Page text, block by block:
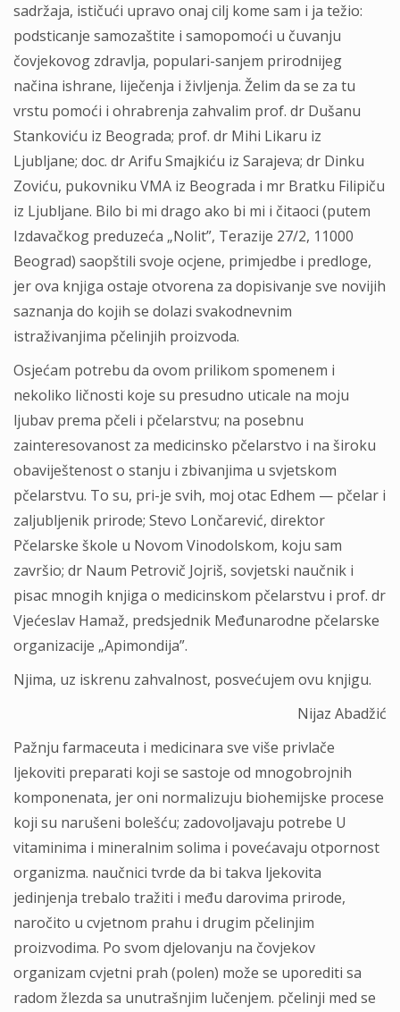
sadržaja, ističući upravo onaj cilj kome sam i ja težio:
podsticanje samozaštite i samopomoći u čuvanju
čovjekovog zdravlja, populari-sanjem prirodnijeg
načina ishrane, liječenja i življenja. Želim da se za tu
vrstu pomoći i ohrabrenja zahvalim prof. dr Dušanu
Stankoviću iz Beograda; prof. dr Mihi Likaru iz
Ljubljane; doc. dr Arifu Smajkiću iz Sarajeva; dr Dinku
Zoviću, pukovniku VMA iz Beograda i mr Bratku Filipiču
iz Ljubljane. Bilo bi mi drago ako bi mi i čitaoci (putem
Izdavačkog preduzeća „Nolit”, Terazije 27/2, 11000
Beograd) saopštili svoje ocjene, primjedbe i predloge,
jer ova knjiga ostaje otvorena za dopisivanje sve novijih
saznanja do kojih se dolazi svakodnevnim
istraživanjima pčelinjih proizvoda.
Osjećam potrebu da ovom prilikom spomenem i
nekoliko ličnosti koje su presudno uticale na moju
ljubav prema pčeli i pčelarstvu; na posebnu
zainteresovanost za medicinsko pčelarstvo i na široku
obaviještenost o stanju i zbivanjima u svjetskom
pčelarstvu. To su, pri-je svih, moj otac Edhem — pčelar i
zaljubljenik prirode; Stevo Lončarević, direktor
Pčelarske škole u Novom Vinodolskom, koju sam
završio; dr Naum Petrovič Jojriš, sovjetski naučnik i
pisac mnogih knjiga o medicinskom pčelarstvu i prof. dr
Vjećeslav Hamaž, predsjednik Međunarodne pčelarske
organizacije „Apimondija”.
Njima, uz iskrenu zahvalnost, posvećujem ovu knjigu.
Nijaz Abadžić
Pažnju farmaceuta i medicinara sve više privlače
ljekoviti preparati koji se sastoje od mnogobrojnih
komponenata, jer oni normalizuju biohemijske procese
koji su narušeni bolešću; zadovoljavaju potrebe U
vitaminima i mineralnim solima i povećavaju otpornost
organizma. naučnici tvrde da bi takva ljekovita
jedinjenja trebalo tražiti i među darovima prirode,
naročito u cvjetnom prahu i drugim pčelinjim
proizvodima. Po svom djelovanju na čovjekov
organizam cvjetni prah (polen) može se uporediti sa
radom žlezda sa unutrašnjim lučenjem. pčelinji med se